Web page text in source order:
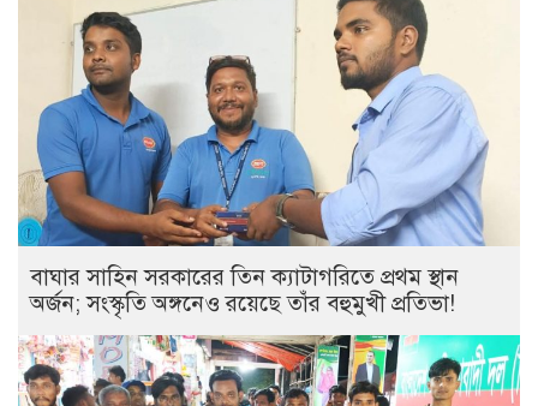
বাঘার সাহিন সরকারের তিন ক্যাটাগরিতে প্রথম স্থান
অর্জন; সংস্কৃতি অঙ্গনেও রয়েছে তাঁর বহুমুখী প্রতিভা!